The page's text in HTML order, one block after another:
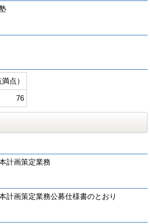
点）
76
計画策定業務
計画策定業務公募仕様書のとおり